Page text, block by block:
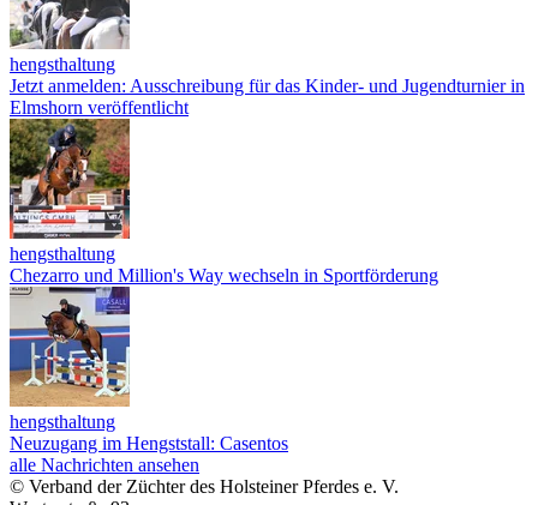
hengsthaltung
Jetzt anmelden: Ausschreibung für das Kinder- und Jugendturnier in
Elmshorn veröffentlicht
hengsthaltung
Chezarro und Million's Way wechseln in Sportförderung
hengsthaltung
Neuzugang im Hengststall: Casentos
alle Nachrichten ansehen
© Verband der Züchter des Holsteiner Pferdes e. V.